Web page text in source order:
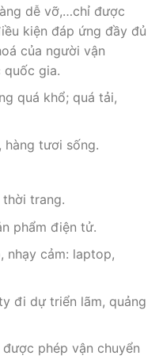
dễ vỡ,…chỉ được
kiện đáp ứng đầy đủ
của người vận
quốc gia.
quá khổ; quá tải,
hàng tươi sống.
thời trang.
phẩm điện tử.
nhạy cảm: laptop,
đi dự triển lãm, quảng
phép vận chuyển